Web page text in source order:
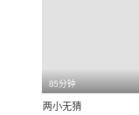
85分钟
两小无猜